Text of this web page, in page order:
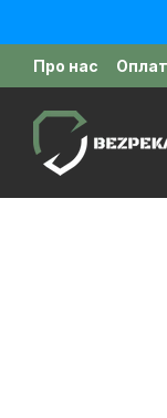
Про нас
Політика